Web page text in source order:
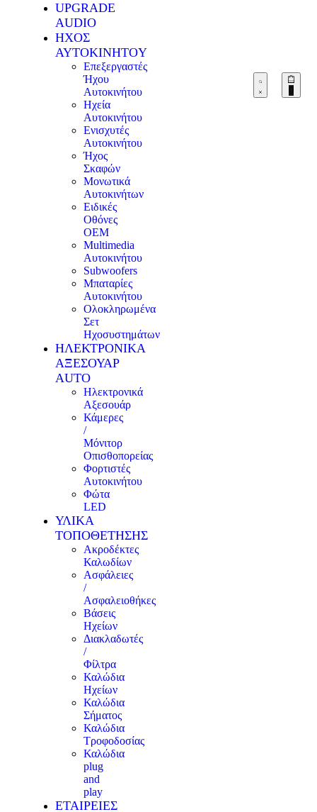
UPGRADE
AUDIO
ΗΧΟΣ
AYTOKINHTOY
Επεξεργαστές
Ήχου
Αυτοκινήτου
Ηχεία
Αυτοκινήτου
Ενισχυτές
Αυτοκινήτου
Ήχος
Σκαφών
Μονωτικά
Αυτοκινήτων
Ειδικές
Οθόνες
OEM
Multimedia
Αυτοκινήτου
Subwoofers
Μπαταρίες
Αυτοκινήτου
Ολοκληρωμένα
Σετ
Ηχοσυστημάτων
ΗΛΕΚΤΡΟΝΙΚΑ
ΑΞΕΣΟΥΑΡ
AUTO
Ηλεκτρονικά
Αξεσουάρ
Κάμερες
/
Μόνιτορ
Οπισθοπορείας
Φορτιστές
Αυτοκινήτου
Φώτα
LED
ΥΛΙΚΑ
ΤΟΠΟΘΕΤΗΣΗΣ
Ακροδέκτες
Καλωδίων
Ασφάλειες
/
Ασφαλειοθήκες
Βάσεις
Ηχείων
Διακλαδωτές
/
Φίλτρα
Καλώδια
Ηχείων
Καλώδια
Σήματος
Καλώδια
Τροφοδοσίας
Καλώδια
plug
and
play
ΕΤΑΙΡΕΙΕΣ